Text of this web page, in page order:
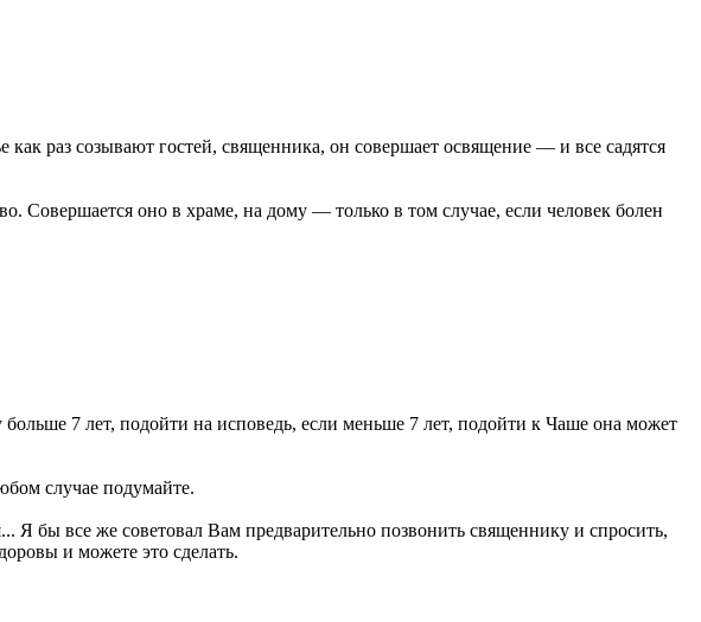
раз созывают гостей, священника, он совершает освящение — и все садятся
Совершается оно в храме, на дому — только в том случае, если человек болен
7 лет, подойти на исповедь, если меньше 7 лет, подойти к Чаше она может
случае подумайте.
Я бы все же советовал Вам предварительно позвонить священнику и спросить,
и можете это сделать.